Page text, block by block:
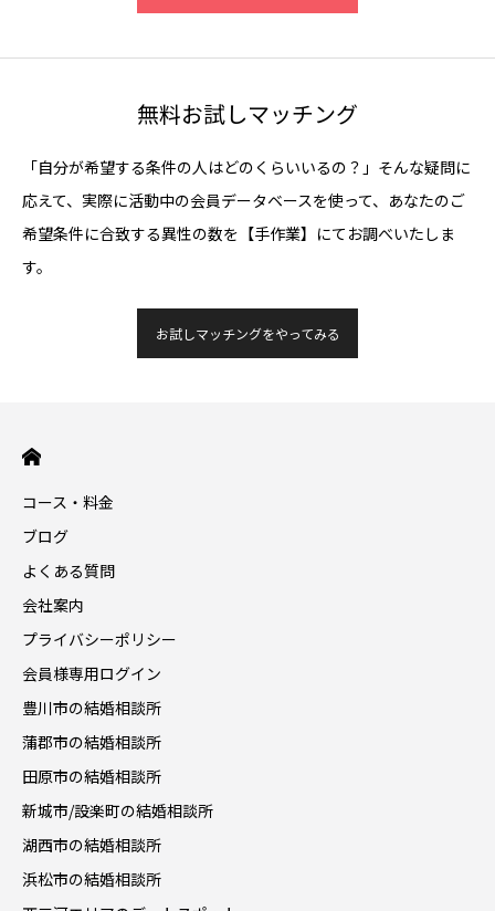
無料お試しマッチング
「自分が希望する条件の人はどのくらいいるの？」そんな疑問に
応えて、実際に活動中の会員データベースを使って、あなたのご
希望条件に合致する異性の数を【手作業】にてお調べいたしま
す。
お試しマッチングをやってみる
コース・料金
ブログ
よくある質問
会社案内
プライバシーポリシー
会員様専用ログイン
豊川市の結婚相談所
蒲郡市の結婚相談所
田原市の結婚相談所
新城市/設楽町の結婚相談所
湖西市の結婚相談所
浜松市の結婚相談所